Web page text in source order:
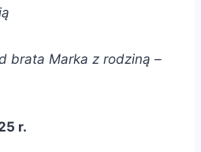
brata Marka z rodziną –
r.